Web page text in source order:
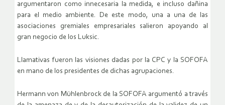
argumentaron como innecesaria la medida, e incluso dañina
para el medio ambiente. De este modo, una a una de las
asociaciones gremiales empresariales salieron apoyando al
gran negocio de los Luksic.
Llamativas fueron las visiones dadas por la CPC y la SOFOFA
en mano de los presidentes de dichas agrupaciones.
Hermann von Mühlenbrock de la SOFOFA argumentó a través